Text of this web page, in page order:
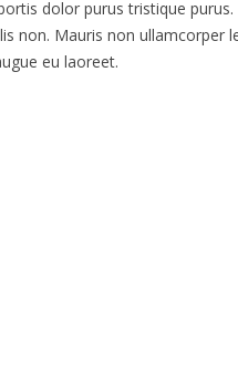
dolor purus tristique
non. Mauris non ullamcorper
eu laoreet.